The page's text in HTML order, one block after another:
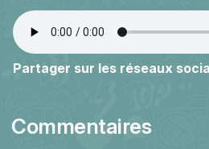
Partager sur les réseaux
Commentaires